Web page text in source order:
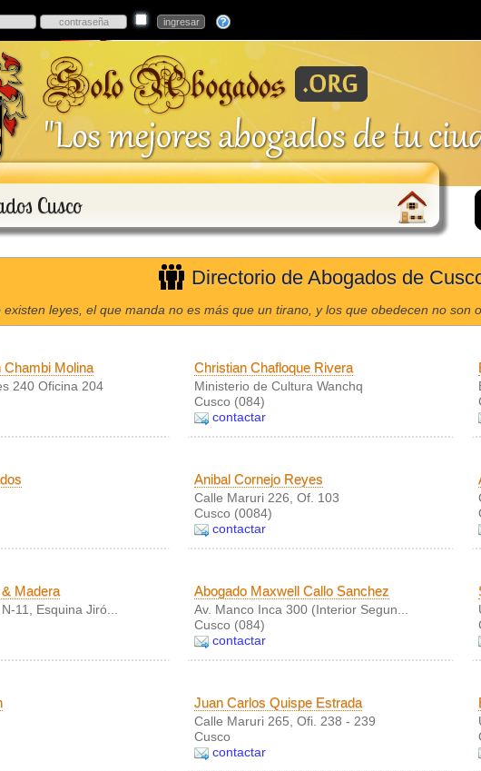
Cusco
Directorio de Abogados de
existen leyes, el que manda no es más que un tirano, y los que obedecen no son
Chambi Molina
240 Oficina 204
Christian Chafloque Rivera
Ministerio de Cultura Wanchq
Cusco (084)
contactar
Anibal Cornejo Reyes
Calle Maruri 226, Of. 103
Cusco (0084)
contactar
Madera
11, Esquina Jiró...
Abogado Maxwell Callo Sanchez
Av. Manco Inca 300 (Interior Segun...
Cusco (084)
contactar
Juan Carlos Quispe Estrada
Calle Maruri 265, Ofi. 238 - 239
Cusco
contactar